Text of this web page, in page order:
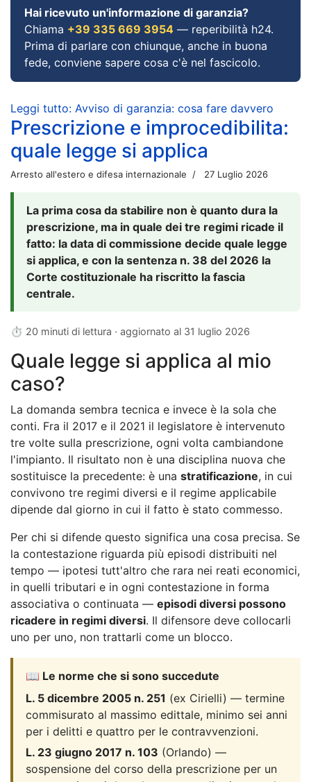
Hai ricevuto un'informazione di garanzia?
Chiama +39 335 669 3954 — reperibilità h24.
Prima di parlare con chiunque, anche in buona
fede, conviene sapere cosa c'è nel fascicolo.
Leggi tutto: Avviso di garanzia: cosa fare davvero
Prescrizione e improcedibilita:
quale legge si applica
Arresto all'estero e difesa internazionale 27 Luglio 2026
La prima cosa da stabilire non è quanto dura la
prescrizione, ma in quale dei tre regimi ricade il
fatto: la data di commissione decide quale legge
si applica, e con la sentenza n. 38 del 2026 la
Corte costituzionale ha riscritto la fascia
centrale.
⏱ 20 minuti di lettura · aggiornato al 31 luglio 2026
Quale legge si applica al mio
caso?
La domanda sembra tecnica e invece è la sola che
conti. Fra il 2017 e il 2021 il legislatore è intervenuto
tre volte sulla prescrizione, ogni volta cambiandone
l'impianto. Il risultato non è una disciplina nuova che
sostituisce la precedente: è una stratificazione, in cui
convivono tre regimi diversi e il regime applicabile
dipende dal giorno in cui il fatto è stato commesso.
Per chi si difende questo significa una cosa precisa. Se
la contestazione riguarda più episodi distribuiti nel
tempo — ipotesi tutt'altro che rara nei reati economici,
in quelli tributari e in ogni contestazione in forma
associativa o continuata — episodi diversi possono
ricadere in regimi diversi. Il difensore deve collocarli
uno per uno, non trattarli come un blocco.
📖 Le norme che si sono succedute
L. 5 dicembre 2005 n. 251 (ex Cirielli) — termine
commisurato al massimo edittale, minimo sei anni
per i delitti e quattro per le contravvenzioni.
L. 23 giugno 2017 n. 103 (Orlando) —
sospensione del corso della prescrizione per un